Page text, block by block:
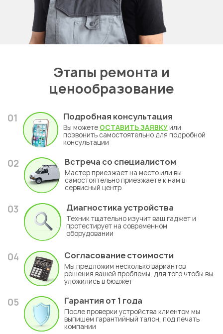
Этапы ремонта и
ценообразование
01 Подробная консультация
Вы можете ОСТАВИТЬ ЗАЯВКУ или
позвонить самостоятельно для подробной
консультации
02 Встреча со специалистом
Мастер приезжает на место или вы
самостоятельно приезжаете к нам в
сервисный центр
03 Диагностика устройства
Техник тщательно изучит ваш гаджет и
протестирует на современном
оборудовании
04 Согласование стоимости
Мы предложим несколько вариантов
решения вашей проблемы, для того чтобы вы
уложились в бюджет
05 Гарантия от 1 года
После проверки устройства клиентом мы
выпишем гарантийный талон, под печать
компании